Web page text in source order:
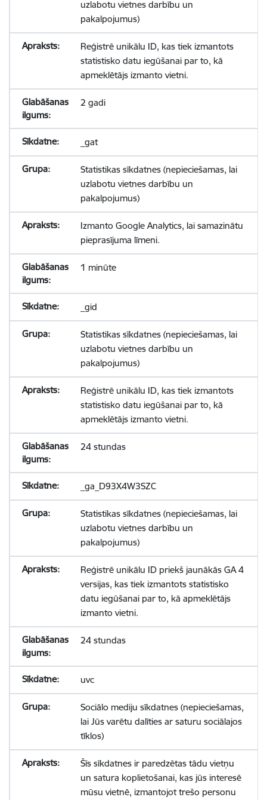
uzlabotu vietnes darbību un
pakalpojumus)
Reģistrē unikālu ID, kas tiek izmantots
statistisko datu iegūšanai par to, kā
apmeklētājs izmanto vietni.
2 gadi
_gat
Statistikas sīkdatnes (nepieciešamas, lai
uzlabotu vietnes darbību un
pakalpojumus)
Izmanto Google Analytics, lai samazinātu
pieprasījuma līmeni.
1 minūte
_gid
Statistikas sīkdatnes (nepieciešamas, lai
uzlabotu vietnes darbību un
pakalpojumus)
Reģistrē unikālu ID, kas tiek izmantots
statistisko datu iegūšanai par to, kā
apmeklētājs izmanto vietni.
24 stundas
_ga_D93X4W3SZC
Statistikas sīkdatnes (nepieciešamas, lai
uzlabotu vietnes darbību un
pakalpojumus)
Reģistrē unikālu ID priekš jaunākās GA 4
versijas, kas tiek izmantots statistisko
datu iegūšanai par to, kā apmeklētājs
izmanto vietni.
24 stundas
uvc
Sociālo mediju sīkdatnes (nepieciešamas,
lai Jūs varētu dalīties ar saturu sociālajos
tīklos)
Šīs sīkdatnes ir paredzētas tādu vietņu
un satura koplietošanai, kas jūs interesē
mūsu vietnē, izmantojot trešo personu